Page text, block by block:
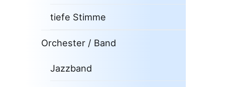
tiefe Stimme
Orchester / Band
Jazzband